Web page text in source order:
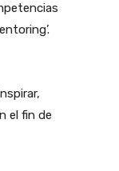
el fin de